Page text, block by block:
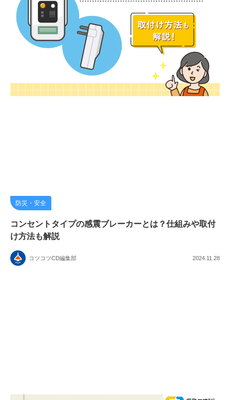
防災・安全
コンセントタイプの感震ブレーカーとは？仕組みや取付
け方法も解説
コツコツCD編集部 2024.11.28